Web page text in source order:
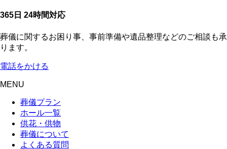
365日 24時間対応
葬儀に関するお困り事、事前準備や遺品整理などのご相談も承
ります。
電話をかける
MENU
葬儀プラン
ホール一覧
供花・供物
葬儀について
よくある質問